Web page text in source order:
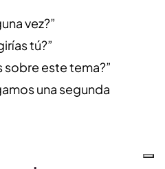
vez?”
tú?”
sobre este tema?”
una segunda